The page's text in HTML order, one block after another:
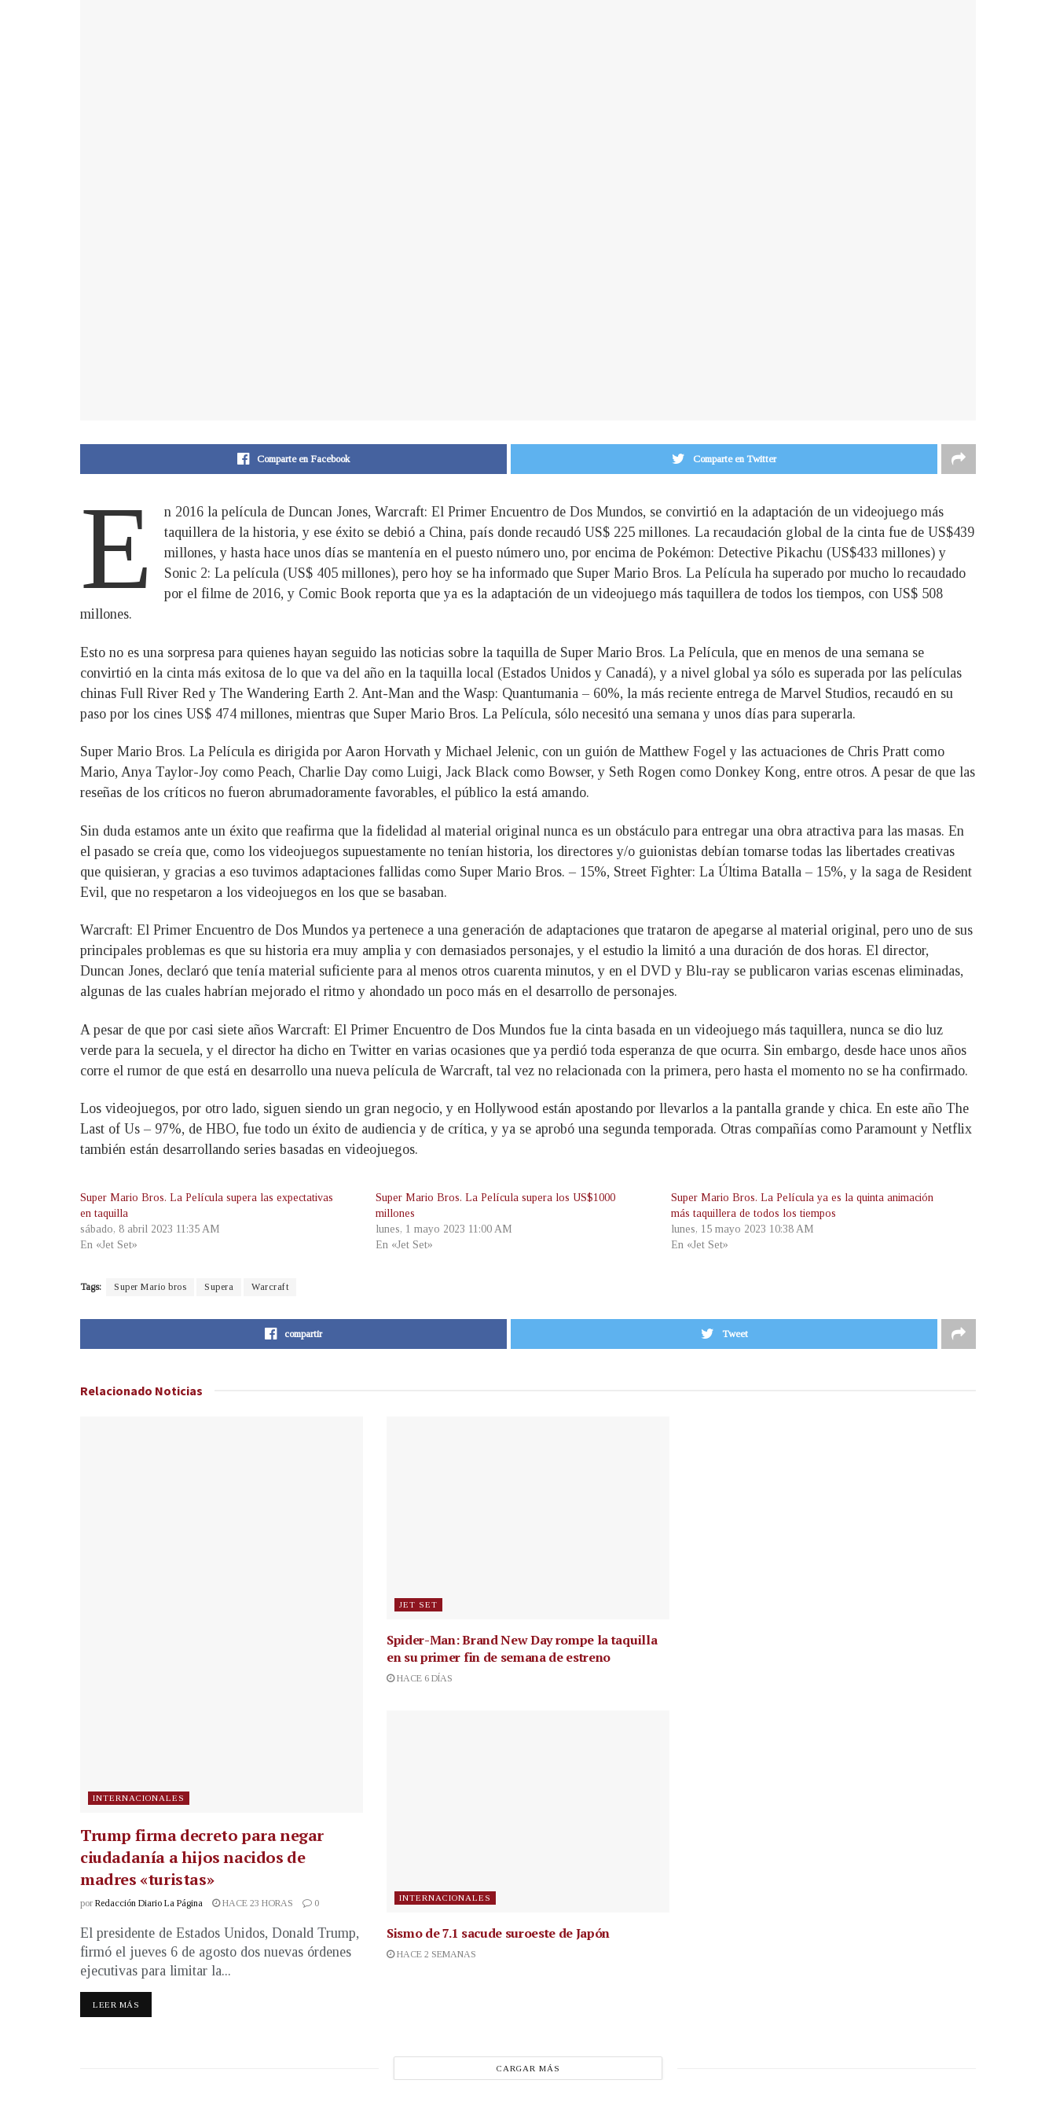
Comparte en Facebook Comparte en Twitter
E
n 2016 la película de Duncan Jones, Warcraft: El Primer Encuentro de Dos Mundos, se convirtió en la adaptación de un videojuego más
taquillera de la historia, y ese éxito se debió a China, país donde recaudó US$ 225 millones. La recaudación global de la cinta fue de US$439
millones, y hasta hace unos días se mantenía en el puesto número uno, por encima de Pokémon: Detective Pikachu (US$433 millones) y
Sonic 2: La película (US$ 405 millones), pero hoy se ha informado que Super Mario Bros. La Película ha superado por mucho lo recaudado
por el filme de 2016, y Comic Book reporta que ya es la adaptación de un videojuego más taquillera de todos los tiempos, con US$ 508
millones.
Esto no es una sorpresa para quienes hayan seguido las noticias sobre la taquilla de Super Mario Bros. La Película, que en menos de una semana se
convirtió en la cinta más exitosa de lo que va del año en la taquilla local (Estados Unidos y Canadá), y a nivel global ya sólo es superada por las películas
chinas Full River Red y The Wandering Earth 2. Ant-Man and the Wasp: Quantumania – 60%, la más reciente entrega de Marvel Studios, recaudó en su
paso por los cines US$ 474 millones, mientras que Super Mario Bros. La Película, sólo necesitó una semana y unos días para superarla.
Super Mario Bros. La Película es dirigida por Aaron Horvath y Michael Jelenic, con un guión de Matthew Fogel y las actuaciones de Chris Pratt como
Mario, Anya Taylor-Joy como Peach, Charlie Day como Luigi, Jack Black como Bowser, y Seth Rogen como Donkey Kong, entre otros. A pesar de que las
reseñas de los críticos no fueron abrumadoramente favorables, el público la está amando.
Sin duda estamos ante un éxito que reafirma que la fidelidad al material original nunca es un obstáculo para entregar una obra atractiva para las masas. En
el pasado se creía que, como los videojuegos supuestamente no tenían historia, los directores y/o guionistas debían tomarse todas las libertades creativas
que quisieran, y gracias a eso tuvimos adaptaciones fallidas como Super Mario Bros. – 15%, Street Fighter: La Última Batalla – 15%, y la saga de Resident
Evil, que no respetaron a los videojuegos en los que se basaban.
Warcraft: El Primer Encuentro de Dos Mundos ya pertenece a una generación de adaptaciones que trataron de apegarse al material original, pero uno de sus
principales problemas es que su historia era muy amplia y con demasiados personajes, y el estudio la limitó a una duración de dos horas. El director,
Duncan Jones, declaró que tenía material suficiente para al menos otros cuarenta minutos, y en el DVD y Blu-ray se publicaron varias escenas eliminadas,
algunas de las cuales habrían mejorado el ritmo y ahondado un poco más en el desarrollo de personajes.
A pesar de que por casi siete años Warcraft: El Primer Encuentro de Dos Mundos fue la cinta basada en un videojuego más taquillera, nunca se dio luz
verde para la secuela, y el director ha dicho en Twitter en varias ocasiones que ya perdió toda esperanza de que ocurra. Sin embargo, desde hace unos años
corre el rumor de que está en desarrollo una nueva película de Warcraft, tal vez no relacionada con la primera, pero hasta el momento no se ha confirmado.
Los videojuegos, por otro lado, siguen siendo un gran negocio, y en Hollywood están apostando por llevarlos a la pantalla grande y chica. En este año The
Last of Us – 97%, de HBO, fue todo un éxito de audiencia y de crítica, y ya se aprobó una segunda temporada. Otras compañías como Paramount y Netflix
también están desarrollando series basadas en videojuegos.
Super Mario Bros. La Película supera las expectativas
en taquilla
sábado, 8 abril 2023 11:35 AM
En «Jet Set»
Super Mario Bros. La Película supera los US$1000
millones
lunes, 1 mayo 2023 11:00 AM
En «Jet Set»
Super Mario Bros. La Película ya es la quinta animación
más taquillera de todos los tiempos
lunes, 15 mayo 2023 10:38 AM
En «Jet Set»
Tags: Super Mario bros Supera Warcraft
compartir Tweet
Relacionado Noticias
INTERNACIONALES
Trump firma decreto para negar
ciudadanía a hijos nacidos de
madres «turistas»
por Redacción Diario La Página HACE 23 HORAS 0
El presidente de Estados Unidos, Donald Trump,
firmó el jueves 6 de agosto dos nuevas órdenes
ejecutivas para limitar la...
LEER MÁS
JET SET
Spider-Man: Brand New Day rompe la taquilla
en su primer fin de semana de estreno
HACE 6 DÍAS
INTERNACIONALES
Sismo de 7.1 sacude suroeste de Japón
HACE 2 SEMANAS
CARGAR MÁS